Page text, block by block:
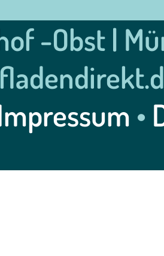
Ab
ca.
:
-Obst |
•